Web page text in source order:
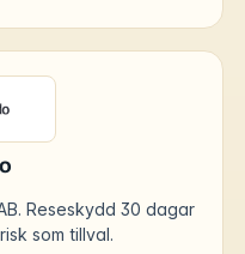
Reseskydd 30 dagar
som tillval.